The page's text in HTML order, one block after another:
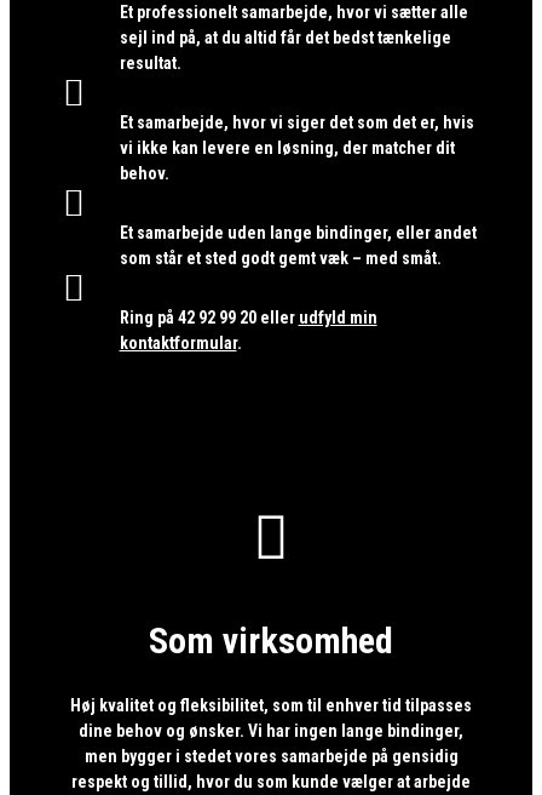
Et professionelt samarbejde, hvor vi sætter alle
sejl ind på, at du altid får det bedst tænkelige
resultat.

Et samarbejde, hvor vi siger det som det er, hvis
vi ikke kan levere en løsning, der matcher dit
behov.

Et samarbejde uden lange bindinger, eller andet
som står et sted godt gemt væk – med småt.

Ring på 42 92 99 20eller udfyld min
kontaktformular.

Som virksomhed
Høj kvalitet og fleksibilitet, som til enhver tid tilpasses
dine behov og ønsker. Vi har ingen lange bindinger,
men bygger i stedet vores samarbejde på gensidig
respekt og tillid, hvor du som kunde vælger at arbejde